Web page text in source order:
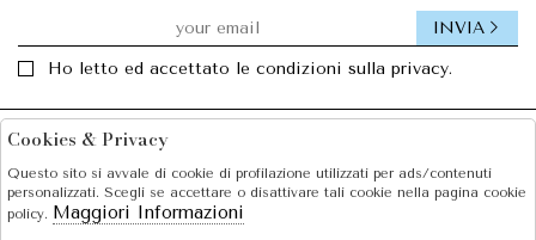
Ho letto ed accettato le condizioni sulla privacy.
INVIA
SOLE S.R.L.
Cookies & Privacy
Questo sito si avvale di cookie di profilazione utilizzati per ads/contenuti
personalizzati. Scegli se accettare o disattivare tali cookie nella pagina cookie
policy. Maggiori Informazioni